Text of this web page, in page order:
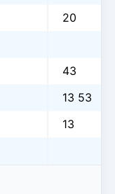
20
43
13 53
13